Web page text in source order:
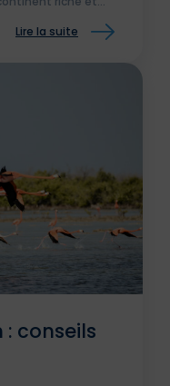
Lire la suite
conseils